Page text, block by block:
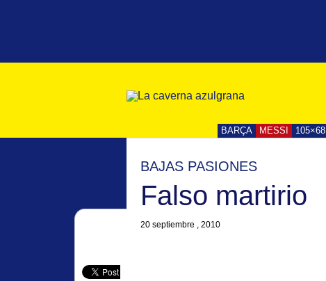
BARÇA MESSI 105×68
BAJAS PASIONES
Falso martirio
20 septiembre , 2010